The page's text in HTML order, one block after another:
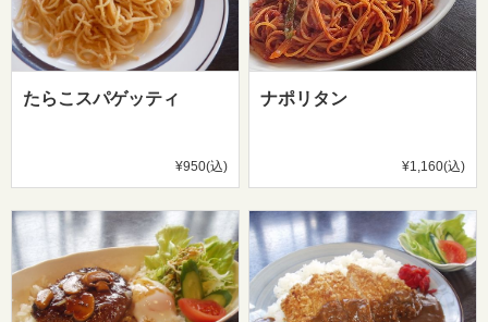
たらこスパゲッティ
¥950(込)
ナポリタン
¥1,160(込)